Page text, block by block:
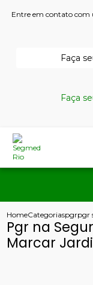
Entre em contato com
Faça
Faça
HomeCategoriaspgrpgr
Pgr na
Marcar